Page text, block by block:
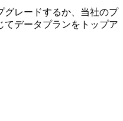
グレードするか、当社のプ
てデータプランをトップア